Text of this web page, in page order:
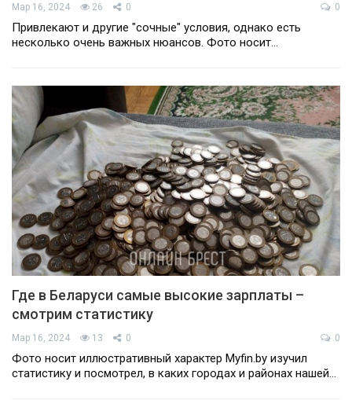
Мар 16, 2024 26 0 0
Привлекают и другие "сочные" условия, однако есть
несколько очень важных нюансов. Фото носит…
Где в Беларуси самые высокие зарплаты –
смотрим статистику
Мар 16, 2024 13 0 0
Фото носит иллюстративный характер Myfin.by изучил
статистику и посмотрел, в каких городах и районах нашей…